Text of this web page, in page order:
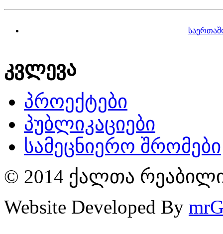
კვლევა
პროექტები
პუბლიკაციები
სამეცნიერო შრომები
© 2014 ქალთა
Website Developed By